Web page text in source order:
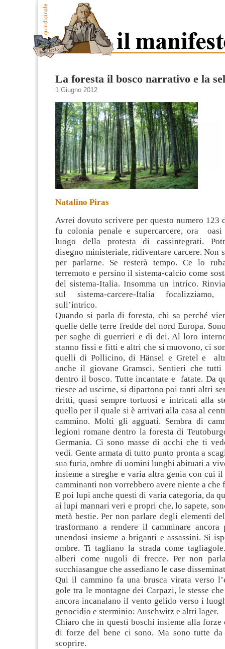
La foresta il bosco narrativo e la
1 Giugno 2012
Natalino Piras
Avrei dovuto scrivere per questo numero 123
fu colonia penale e supercarcere, ora
luogo della protesta di cassintegrati.
disegno ministeriale, ridiventare carcere. Non
per parlarne. Se resterà tempo. Ce lo
terremoto e persino il sistema-calcio come
del sistema-Italia. Insomma un intrico.
sul sistema-carcere-Italia focalizziamo,
sull’intrico.
Quando si parla di foresta, chi sa perché
quelle delle terre fredde del nord Europa.
per saghe di guerrieri e di dei. Al loro
stanno fissi e fitti e altri che si muovono, ci
quelli di Pollicino, di Hänsel e Gretel e
anche il giovane Gramsci. Sentieri che tutti
dentro il bosco. Tutte incantate e fatate. Da
riesce ad uscirne, si dipartono poi tanti altri
dritti, quasi sempre tortuosi e intricati alla
quello per il quale si è arrivati alla casa al
cammino. Molti gli agguati. Sembra di
legioni romane dentro la foresta di
Germania. Ci sono masse di occhi che ti
vedi. Gente armata di tutto punto pronta a
sua furia, ombre di uomini lunghi abituati a
insieme a streghe e varia altra genia con cui
camminanti non vorrebbero avere niente a che
E poi lupi anche questi di varia categoria, da
ai lupi mannari veri e propri che, lo sapete,
metà bestie. Per non parlare degli elementi
trasformano a rendere il camminare ancora
unendosi insieme a briganti e assassini. Si
ombre. Ti tagliano la strada come
alberi come nugoli di frecce. Per non
succhiasangue che assediano le case
Qui il cammino fa una brusca virata verso
gole tra le montagne dei Carpazi, le stesse
ancora incanalano il vento gelido verso i
genocidio e sterminio: Auschwitz e altri lager.
Chiaro che in questi boschi insieme alla forze
di forze del bene ci sono. Ma sono tutte
scoprire.